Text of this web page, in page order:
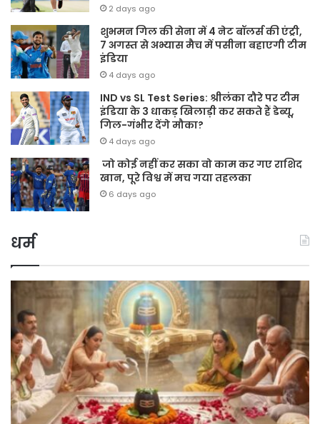
2 days ago
शुभमन गिल की सेना में 4 नेट बॉलर्स की एंट्री,
7 अगस्त से अभ्यास मैच में पसीना बहाएगी टीम
इंडिया
4 days ago
IND vs SL Test Series: श्रीलंका दौरे पर टीम
इंडिया के 3 धाकड़ खिलाड़ी कर सकते हैं डेब्यू,
गिल-गंभीर देंगे मौका?
4 days ago
जो कोई नहीं कर सका वो काम कर गए राशिद
खान, पूरे विश्व में मच गया तहलका
6 days ago
धर्म